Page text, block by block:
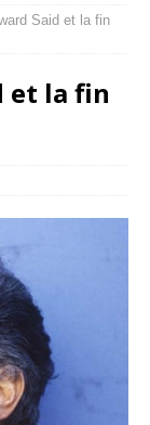
Said et la fin
et la fin